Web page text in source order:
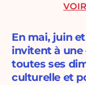
En mai, juin
invitent à
toutes ses
culturelle et